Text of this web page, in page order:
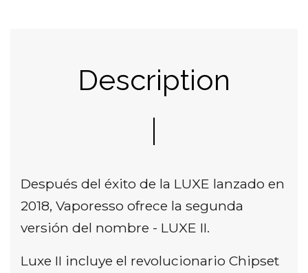
Description
Después del éxito de la LUXE lanzado en
2018, Vaporesso ofrece la segunda
versión del nombre - LUXE II.
Luxe II incluye el revolucionario Chipset